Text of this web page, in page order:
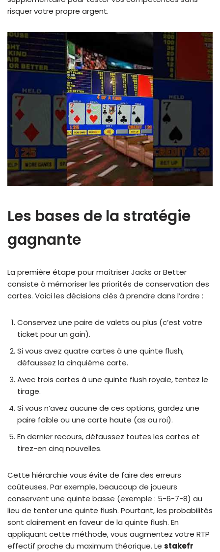
risquer votre propre argent.
Les bases de la stratégie
gagnante
La première étape pour maîtriser Jacks or Better
consiste à mémoriser les priorités de conservation des
cartes. Voici les décisions clés à prendre dans l’ordre :
Conservez une paire de valets ou plus (c’est votre
ticket pour un gain).
Si vous avez quatre cartes à une quinte flush,
défaussez la cinquième carte.
Avec trois cartes à une quinte flush royale, tentez le
tirage.
Si vous n’avez aucune de ces options, gardez une
paire faible ou une carte haute (as ou roi).
En dernier recours, défaussez toutes les cartes et
tirez-en cinq nouvelles.
Cette hiérarchie vous évite de faire des erreurs
coûteuses. Par exemple, beaucoup de joueurs
conservent une quinte basse (exemple : 5-6-7-8) au
lieu de tenter une quinte flush. Pourtant, les probabilités
sont clairement en faveur de la quinte flush. En
appliquant cette méthode, vous augmentez votre RTP
effectif proche du maximum théorique. Le stakefr